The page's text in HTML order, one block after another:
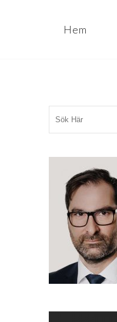
Hem